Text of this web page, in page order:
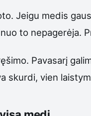
Jeigu medis
to nepagerėja.
Pavasarį
skurdi, vien